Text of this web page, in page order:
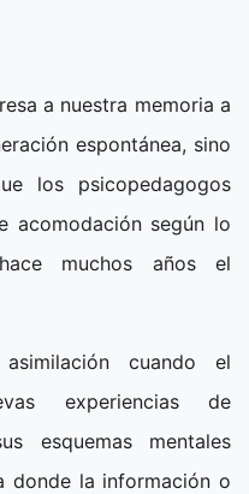
a nuestra memoria a
espontánea, sino
los psicopedagogos
acomodación según lo
muchos años el
cuando el
experiencias de
esquemas mentales
donde la información o